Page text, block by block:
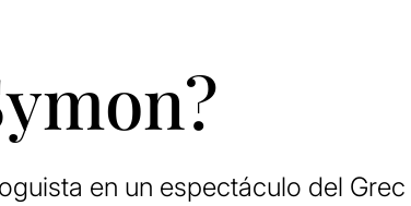
en un espectáculo del